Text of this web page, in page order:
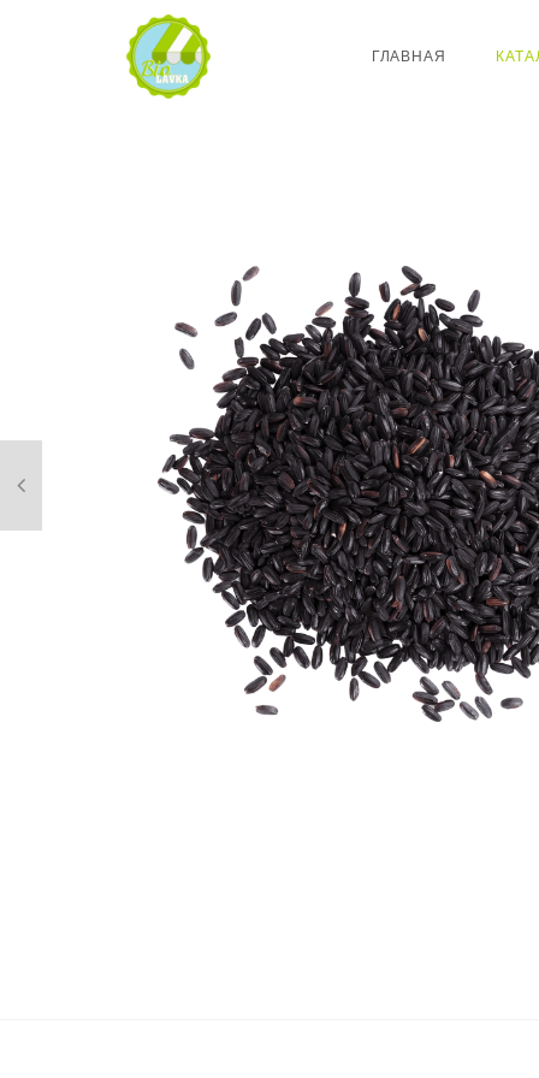
ГЛАВНАЯ
БУДЬТЕ ПЕРВЫМ, КТО ОСТАВИЛ ОТЗЫВ НА “РИС
Ваш адрес email не будет опубликован. Обязательные поля
Сохранить моё имя, email и адрес сайта в этом браузере для